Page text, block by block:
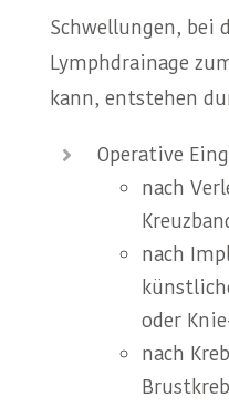
Schwellungen, bei
Lymphdrainage
kann, entstehen
Operative
nach
nach
oder
nach